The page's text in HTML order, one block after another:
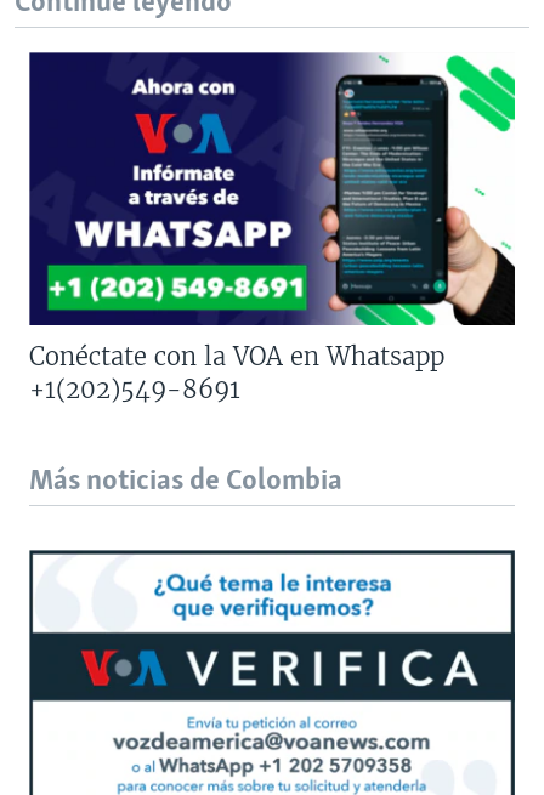
Conéctate con la VOA en Whatsapp
+1(202)549-8691
Más noticias de Colombia